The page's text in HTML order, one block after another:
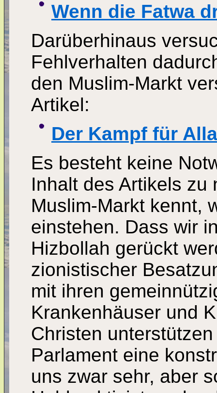
Wenn die Fatwa
Darüberhinaus
Fehlverhalten
den Muslim-Markt
Artikel:
Der Kampf für
Es besteht keine
Inhalt des Artikels zu
Muslim-Markt kennt,
einstehen. Dass wir
Hizbollah gerückt
zionistischer
mit ihren
Krankenhäuser und
Christen
Parlament eine
uns zwar sehr, aber